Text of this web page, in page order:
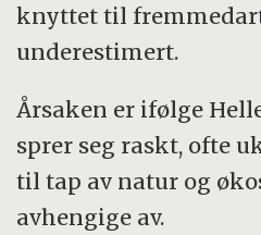
knyttet til
underestimert.
Årsaken er ifølge
sprer seg raskt, ofte
til tap av natur og
avhengige av.